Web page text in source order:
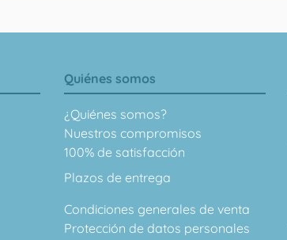
Quiénes somos
¿Quiénes somos?
Nuestros compromisos
100% de satisfacción
Plazos de entrega
Condiciones generales de venta
Protección de datos personales